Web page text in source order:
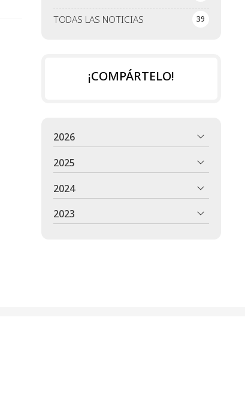
TODAS LAS NOTICIAS 39
¡COMPÁRTELO!
2026
2025
2024
2023